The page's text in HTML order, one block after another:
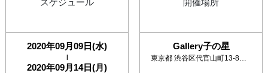
スケジュール
2020年09月09日(水)
|
2020年09月14日(月)
開催場所
Gallery子の星
東京都 渋谷区代官山町13-8 キャッスルM113